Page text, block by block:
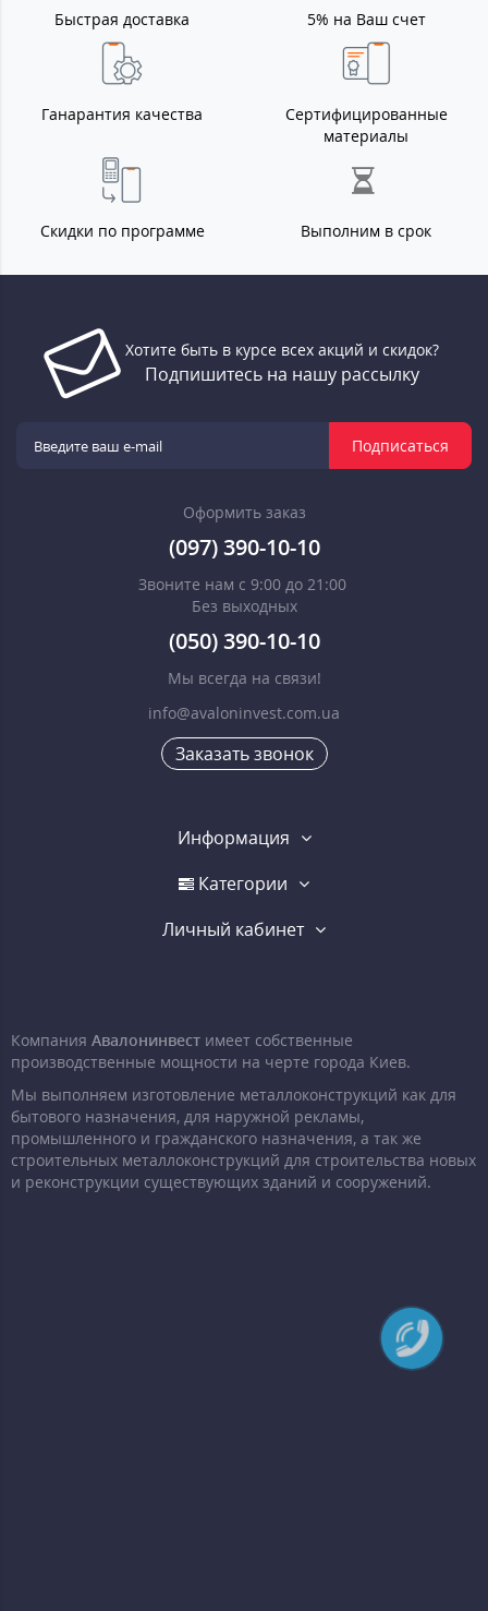
Быстрая доставка 5% на Ваш счет
Ганарантия качества
Сертифицированные
материалы
Скидки по программе Выполним в срок
Хотите быть в курсе всех акций и скидок?
Подпишитесь на нашу рассылку
Подписаться
Оформить заказ
(097) 390-10-10
Звоните нам с 9:00 до 21:00
Без выходных
(050) 390-10-10
Мы всегда на связи!
info@avaloninvest.com.ua
Заказать звонок
Информация
Категории
Личный кабинет
Компания Авалонинвест имеет собственные
производственные мощности на черте города Киев.
Мы выполняем изготовление металлоконструкций как для
бытового назначения, для наружной рекламы,
промышленного и гражданского назначения, а так же
строительных металлоконструкций для строительства новых
и реконструкции существующих зданий и сооружений.